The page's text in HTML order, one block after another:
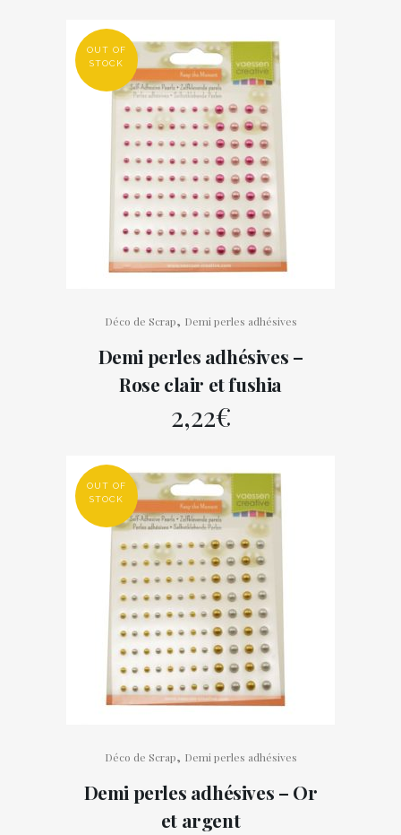
OUT OF
STOCK
Déco de Scrap, Demi perles adhésives
Demi perles adhésives –
Rose clair et fushia
2,22€
OUT OF
STOCK
Déco de Scrap, Demi perles adhésives
Demi perles adhésives – Or
et argent